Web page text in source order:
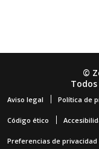
©
Aviso legal Política de
Código ético
Preferencias de privacidad